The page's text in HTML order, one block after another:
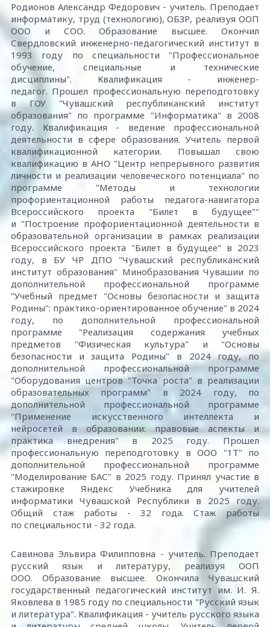
Родионов Александр Федорович - учитель. Преподает
информатику, труд (технологию), ОБЗР, реализуя ООП
ООО и СОО. Образование высшее. Окончил
Свердловский инженерно-педагогический институт в
1993 году по специальности "Профессиональное
обучение, специальные и технические
дисциплины". Квалификация - инженер-
педагог. Прошел профессиональную переподготовку
в ГОУ "Чувашский республиканский институт
образования" по программе "Информатика" в 2008
году. Квалификация - ведение профессиональной
деятельности в сфере образования. Учитель первой
квалификационной категории. Повышал свою
квалификацию в АНО "Центр непрерывного развития
личности и реализации человеческого потенциала" по
программе "Методы и технологии
профориентационной работы педагога-навигатора
Всероссийского проекта "Билет в будущее""
и "Построение профориентационной деятельности в
образовательной организации в рамках реализации
Всероссийского проекта "Билет в будущее" в 2023
году, в БУ ЧР ДПО "Чувашский республиканский
институт образования" Минобразования Чувашии по
дополнительной профессиональной программе
"Учебный предмет "Основы безопасности и защита
Родины": практико-ориентированное обучение" в 2024
году, по дополнительной профессиональной
программе "Реализация содержания учебных
предметов "Физическая культура" и "Основы
безопасности и защита Родины" в 2024 году, по
дополнительной профессиональной программе
"Оборудования центров "Точка роста" в реализации
образовательных программ" в 2024 году, по
дополнительной профессиональной программе
"Применение искусственного интеллекта и
нейросетей в образовании: правовые аспекты и
практика внедрения" в 2025 году. Прошел
профессиональную переподготовку в ООО "1Т" по
дополнительной профессиональной программе
"Моделирование БАС" в 2025 году. Принял участие в
стажировке Яндекс Учебника для учителей
информатики Чувашской Республики в 2025 году.
Общий стаж работы - 32 года. Стаж работы
по специальности - 32 года.
Савинова Эльвира Филипповна - учитель. Преподает
русский язык и литературу, реализуя ООП
ООО. Образование высшее. Окончила Чувашский
государственный педагогический институт им. И. Я.
Яковлева в 1985 году по специальности "Русский язык
и литература". Квалификация - учитель русского языка